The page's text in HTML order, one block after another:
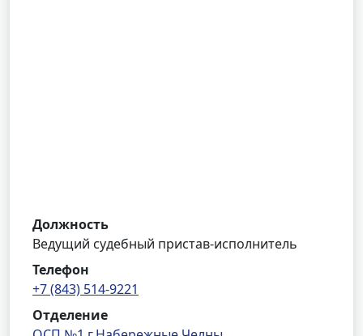
Должность
Ведущий судебный пристав-исполнитель
Телефон
+7 (843) 514-9221
Отделение